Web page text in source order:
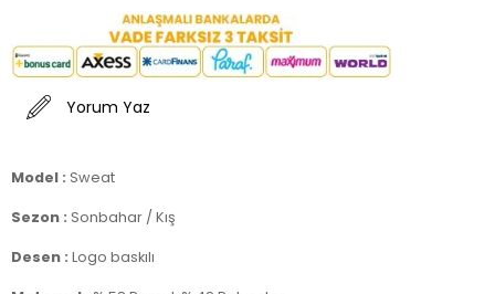
Yorum Yaz
Model : Sweat
Sezon : Sonbahar / Kış
Desen : Logo baskılı